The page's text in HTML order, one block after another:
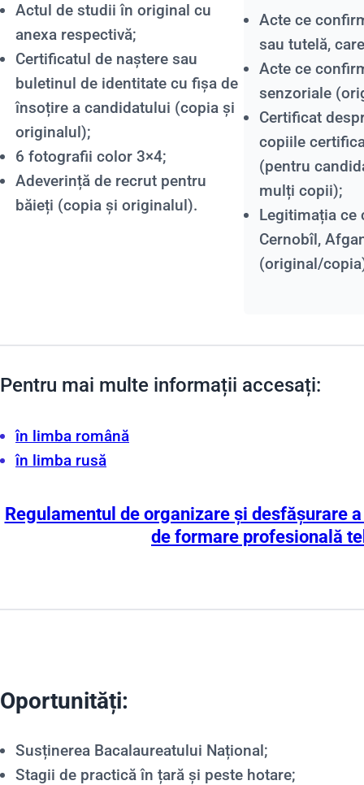
Actul de studii în original cu
anexa respectivă;
Certificatul de naștere sau
buletinul de identitate cu fișa de
însoțire a candidatului (copia și
originalul);
6 fotografii color 3×4;
Adeverință de recrut pentru
băieți (copia și originalul).
Acte ce
sau tutelă,
Acte ce
senzoriale
Certificat
copiile
(pentru
mulți copii);
Legitimația ce
Cernobîl,
(original/
Pentru mai multe informații accesați:
în limba română
în limba rusă
Regulamentul de organizare și desfășurare
de formare profesională
Oportunități:
Susținerea Bacalaureatului Național;
Stagii de practică în țară și peste hotare;